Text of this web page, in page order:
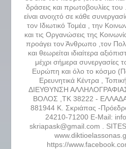
δράσεις και πρωτοβουλίες
είναι ανοιχτό σε κάθε
τον Ιδιωτικό Τομέα , την
και τις Οργανώσεις της
προάγει τον Άνθρωπο ,τον
και θεωρείται ιδιαίτερα
μέχρι σήμερα συνεργασίες
Ευρώπη και όλο το κόσμο
Ερευνητικά Κέντρα ,
ΔΙΕΥΘΥΝΣΗ
ΒΟΛΟΣ ,ΤΚ 38222 -
881944 Κ. Σκριάπας -
24210-71200 E-Mail:
skriapask@gmail.com .
https://